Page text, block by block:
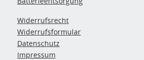
Widerrufsrecht
Widerrufsformular
Datenschutz
Impressum